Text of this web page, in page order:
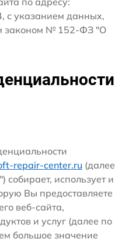
с указанием данных,
законом № 152-ФЗ "О
repair-center.ru (далее
использует и
Вы предоставляете
веб-сайта,
и услуг (далее по
большое значение